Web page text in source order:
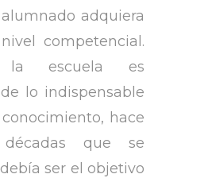
adquiera
competencial.
escuela es
lo indispensable
hace
que se
ser el objetivo